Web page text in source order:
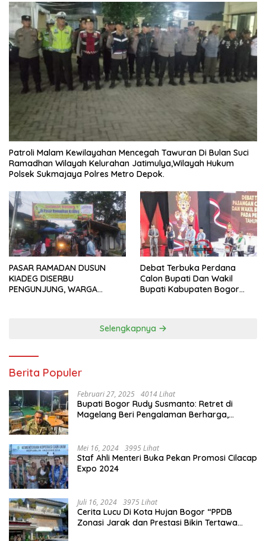
Patroli Malam Kewilayahan Mencegah Tawuran Di Bulan Suci
Ramadhan Wilayah Kelurahan Jatimulya,Wilayah Hukum
Polsek Sukmajaya Polres Metro Depok.
PASAR RAMADAN DUSUN
KIADEG DISERBU
PENGUNJUNG, WARGA
Debat Terbuka Perdana
Calon Bupati Dan Wakil
Bupati Kabupaten Bogor
Selengkapnya
Berita Populer
Februari 27, 2025 4014 Lihat
Bupati Bogor Rudy Susmanto: Retret di
Magelang Beri Pengalaman Berharga,
Mei 16, 2024 3995 Lihat
Staf Ahli Menteri Buka Pekan Promosi Cilacap
Expo 2024
Juli 16, 2024 3975 Lihat
Cerita Lucu Di Kota Hujan Bogor “PPDB
Zonasi Jarak dan Prestasi Bikin Tertawa